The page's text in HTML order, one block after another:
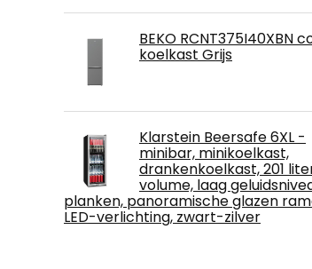
BEKO RCNT375I40XBN
koelkast Grijs
Klarstein Beersafe 6XL -
minibar, minikoelkast,
drankenkoelkast, 201
volume, laag
planken, panoramische glazen
LED-verlichting, zwart-zilver